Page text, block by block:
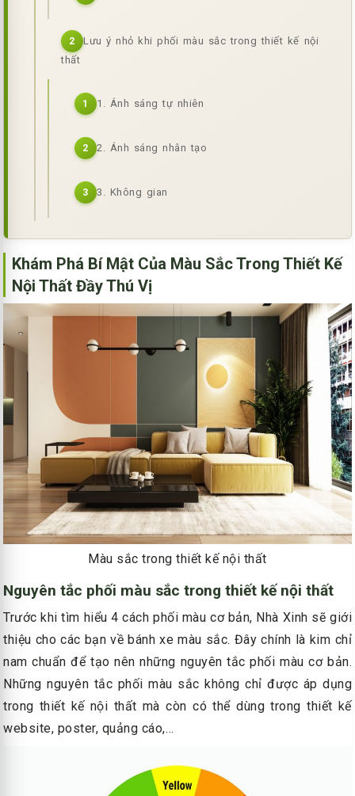
2
Lưu ý nhỏ khi phối màu sắc trong thiết kế nội
thất
1 1. Ánh sáng tự nhiên
2 2. Ánh sáng nhân tạo
3 3. Không gian
Khám Phá Bí Mật Của Màu Sắc Trong Thiết Kế
Nội Thất Đầy Thú Vị
Màu sắc trong thiết kế nội thất
Nguyên tắc phối màu sắc trong thiết kế nội thất
Trước khi tìm hiểu 4 cách phối màu cơ bản, Nhà Xinh sẽ giới
thiệu cho các bạn về bánh xe màu sắc. Đây chính là kim chỉ
nam chuẩn để tạo nên những nguyên tắc phối màu cơ bản.
Những nguyên tắc phối màu sắc không chỉ được áp dụng
trong thiết kế nội thất mà còn có thể dùng trong thiết kế
website, poster, quảng cáo,…